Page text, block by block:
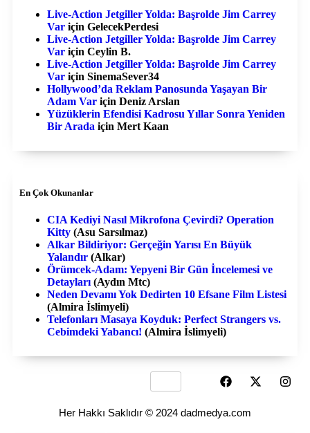
Live-Action Jetgiller Yolda: Başrolde Jim Carrey
Var için GelecekPerdesi
Live-Action Jetgiller Yolda: Başrolde Jim Carrey
Var için Ceylin B.
Live-Action Jetgiller Yolda: Başrolde Jim Carrey
Var için SinemaSever34
Hollywood’da Reklam Panosunda Yaşayan Bir
Adam Var için Deniz Arslan
Yüzüklerin Efendisi Kadrosu Yıllar Sonra Yeniden
Bir Arada için Mert Kaan
En Çok Okunanlar
CIA Kediyi Nasıl Mikrofona Çevirdi? Operation
Kitty (Asu Sarsılmaz)
Alkar Bildiriyor: Gerçeğin Yarısı En Büyük
Yalandır (Alkar)
Örümcek-Adam: Yepyeni Bir Gün İncelemesi ve
Detayları (Aydın Mtc)
Neden Devamı Yok Dedirten 10 Efsane Film Listesi
(Almira İslimyeli)
Telefonları Masaya Koyduk: Perfect Strangers vs.
Cebimdeki Yabancı! (Almira İslimyeli)
Her Hakkı Saklıdır © 2024 dadmedya.com